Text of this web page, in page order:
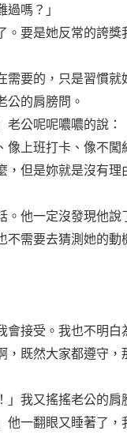
嗎？」
。要是她反常的誇獎
要的，只是習慣就
公的肩膀問。
老公呢呢噥噥的說：
像上班打卡、像不闖
，但是妳就是沒有理
。他一定沒發現他說
不需要去猜測她的動
會接受。我也不明白
既然大家都遵守，
」我又搖搖老公的肩
他一翻眼又睡著了，